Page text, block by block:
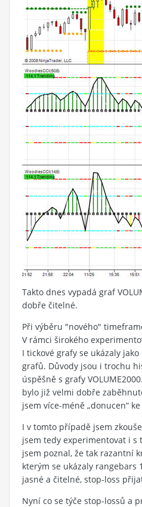
Takto dnes vypadá graf
dobře čitelné.
Při výběru "nového"
V rámci širokého
I tickové grafy se ukázaly
grafů. Důvody jsou i trochu
úspěšně s grafy
bylo již velmi dobře
jsem více-méně „donucen“
I v tomto případě jsem
jsem tedy experimentovat i s
jsem poznal, že tak razantní
kterým se ukázaly rangebars
jasné a čitelné, stop-loss
Nyní co se týče stop-lossů a